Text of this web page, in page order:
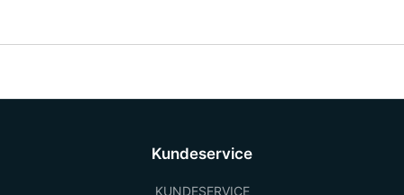
Kundeservice
KUNDESERVICE